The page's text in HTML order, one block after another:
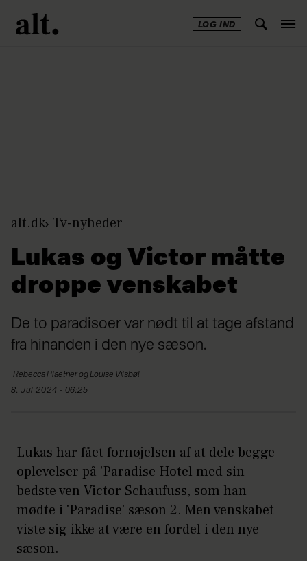
LOG IND
alt.dk Tv-nyheder
Lukas og Victor måtte
droppe venskabet
De to paradisoer var nødt til at tage afstand
fra hinanden i den nye sæson.
Rebecca Plaetner og Louise Vilsbøl
8. Jul 2024 - 06:25
Lukas har fået fornøjelsen af at dele begge
oplevelser på 'Paradise Hotel med sin
bedste ven Victor Schaufuss, som han
mødte i 'Paradise' sæson 2. Men venskabet
viste sig ikke at være en fordel i den nye
sæson.